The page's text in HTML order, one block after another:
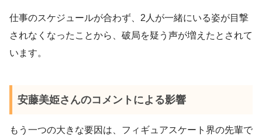
仕事のスケジュールが合わず、2人が一緒にいる姿が目撃
されなくなったことから、破局を疑う声が増えたとされて
います。
安藤美姫さんのコメントによる影響
もう一つの大きな要因は、フィギュアスケート界の先輩で